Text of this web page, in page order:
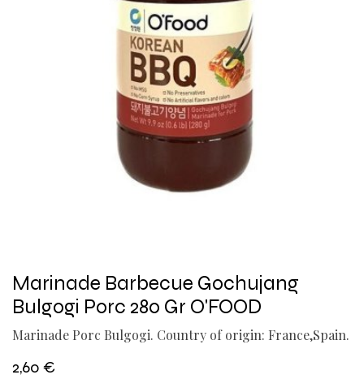
Marinade Barbecue Gochujang
Bulgogi Porc 280 Gr O'FOOD
Marinade Porc Bulgogi. Country of origin: France,Spain.
2,60 €